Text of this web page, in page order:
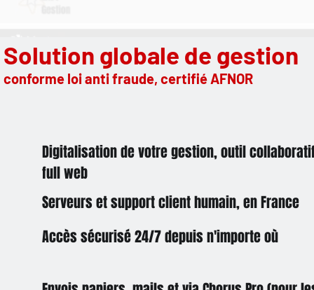
Solution globale de gestion
conforme loi anti fraude, certifié AFNOR
Digitalisation de votre gestion, outil
full web
Serveurs et support client humain, en France
Accès sécurisé 24/7 depuis n'importe où